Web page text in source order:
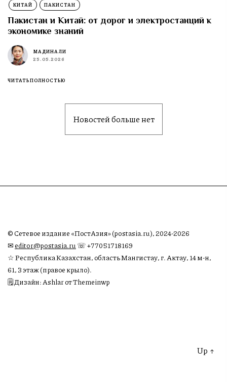
КИТАЙ ПАКИСТАН
Пакистан и Китай: от дорог и электростанций к
экономике знаний
МАДИНА ЛИ
25.05.2026
ЧИТАТЬ ПОЛНОСТЬЮ
Новостей больше нет
© Сетевое издание «ПостАзия» (postasia.ru), 2024-2026
✉︎editor@postasia.ru ☏ +77051718169
☆ Республика Казахстан, область Мангистау, г. Актау, 14 м-н,
61, 3 этаж (правое крыло).
🗒 Дизайн: Ashlar от Themeinwp
Up ↑